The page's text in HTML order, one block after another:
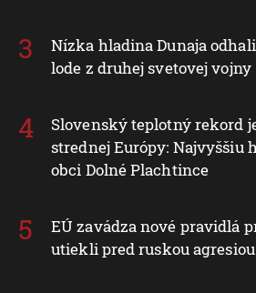
Nízka hladina Dunaja
lode z druhej svetovej vojny
Slovenský teplotný rekord
strednej Európy: Najvyššiu
obci Dolné Plachtince
EÚ zavádza nové pravidlá
utiekli pred ruskou agresiou